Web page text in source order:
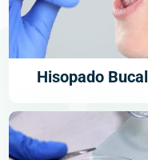
Hisopado Bucal